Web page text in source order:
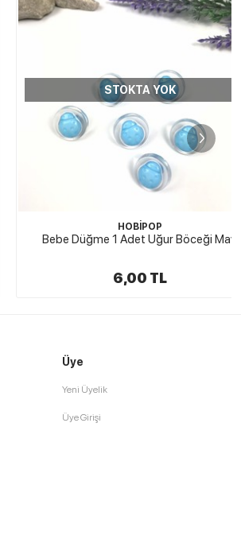
STOKTA YOK
HOBİPOP
Bebe Düğme 1 Adet Uğur Böceği Mavi
6,00 TL
Üye
Yeni Üyelik
Üye Girişi